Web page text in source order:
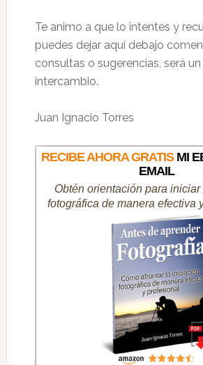
Te animo a que lo intentes y
puedes dejar aquí debajo
consultas o sugerencias, será
intercambio.
Juan Ignacio Torres